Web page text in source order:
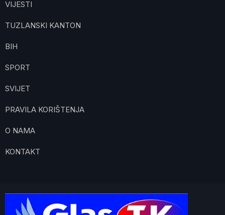
VIJESTI
TUZLANSKI KANTON
BIH
SPORT
SVIJET
PRAVILA KORIŠTENJA
O NAMA
KONTAKT